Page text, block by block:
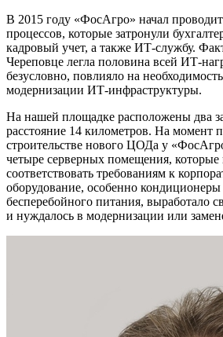
В 2015 году «ФосАгро» начал
процессов, которые затронули
кадровый учет, а также ИТ-службу.
Череповце легла половина всей ИТ-
безусловно, повлияло на
модернизации ИТ-инфраструктуры.
На нашей площадке расположены два
расстояние 14 километров. На момент
строительстве нового ЦОДа у
четыре серверных помещения, которые
соответствовать требованиям к
оборудование, особенно
бесперебойного питания, выработало
и нуждалось в модернизации или